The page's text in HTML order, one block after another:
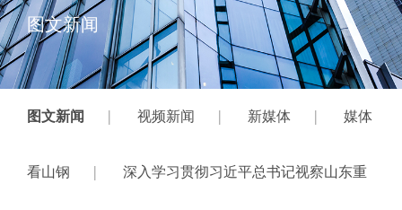
图文新闻
图文新闻 | 视频新闻 | 新媒体 | 媒体
看山钢 | 深入学习贯彻习近平总书记视察山东重